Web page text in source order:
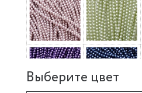
Выберите цвет